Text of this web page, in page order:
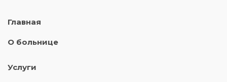
Главная
О больнице
Услуги